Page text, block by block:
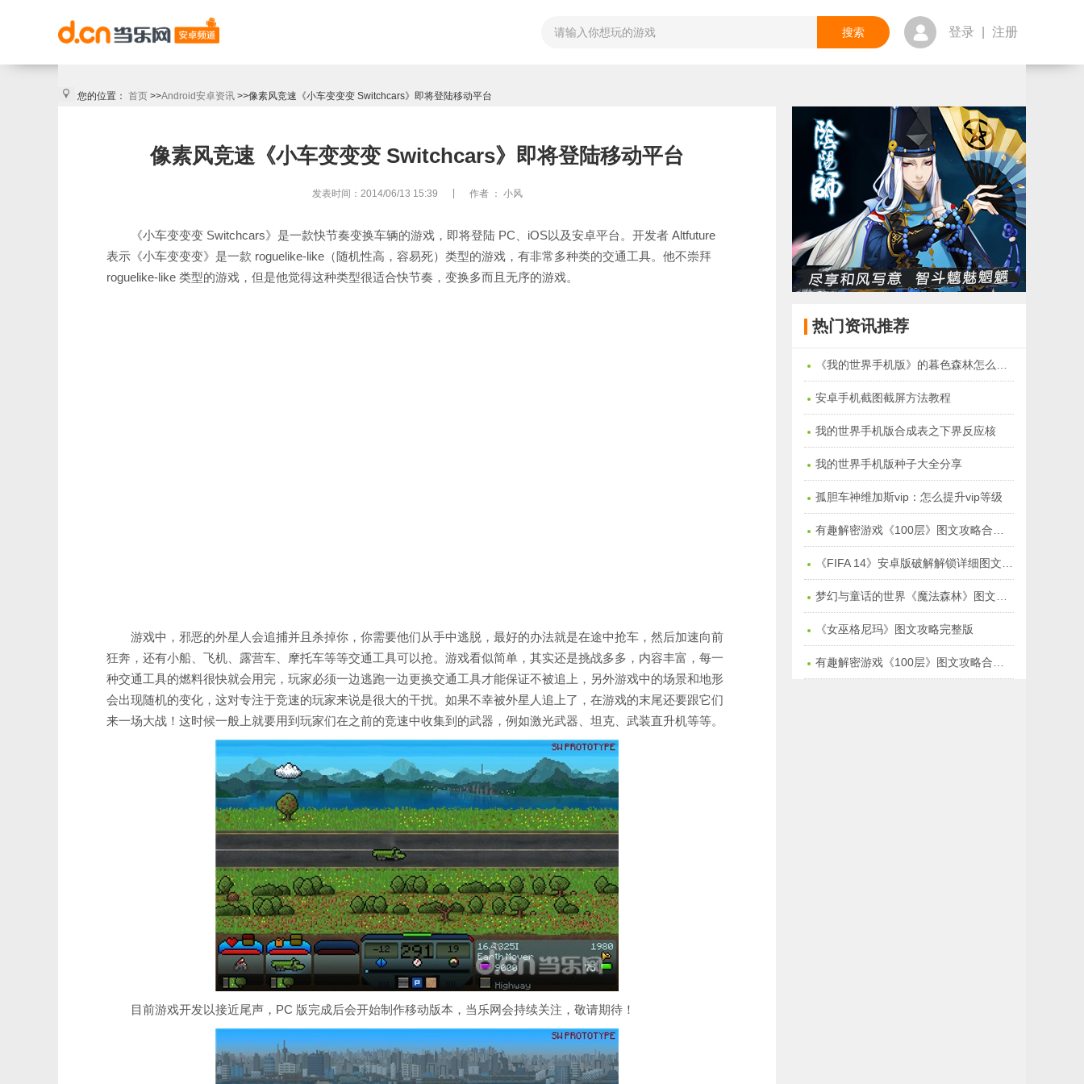
登录 注册
您的位置： 首页 >>Android安卓资讯 >>像素风竞速《小车变变变 Switchcars》即将登陆移动平台
像素风竞速《小车变变变 Switchcars》即将登陆移动平台
发表时间：2014/06/13 15:39 作者 ： 小风
《小车变变变 Switchcars》是一款快节奏变换车辆的游戏，即将登陆 PC、iOS以及安卓平台。开发者 Altfuture
表示《小车变变变》是一款 roguelike-like（随机性高，容易死）类型的游戏，有非常多种类的交通工具。他不崇拜
roguelike-like 类型的游戏，但是他觉得这种类型很适合快节奏，变换多而且无序的游戏。
游戏中，邪恶的外星人会追捕并且杀掉你，你需要他们从手中逃脱，最好的办法就是在途中抢车，然后加速向前
狂奔，还有小船、飞机、露营车、摩托车等等交通工具可以抢。游戏看似简单，其实还是挑战多多，内容丰富，每一
种交通工具的燃料很快就会用完，玩家必须一边逃跑一边更换交通工具才能保证不被追上，另外游戏中的场景和地形
会出现随机的变化，这对专注于竞速的玩家来说是很大的干扰。如果不幸被外星人追上了，在游戏的末尾还要跟它们
来一场大战！这时候一般上就要用到玩家们在之前的竞速中收集到的武器，例如激光武器、坦克、武装直升机等等。
目前游戏开发以接近尾声，PC 版完成后会开始制作移动版本，当乐网会持续关注，敬请期待！
热门资讯推荐
安卓手机截图截屏方法教程
我的世界手机版合成表之下界反应核
我的世界手机版种子大全分享
孤胆车神维加斯vip：怎么提升vip等级
《女巫格尼玛》图文攻略完整版